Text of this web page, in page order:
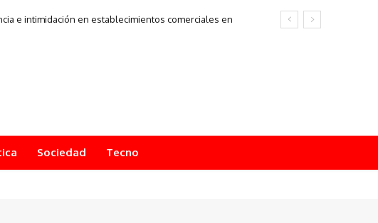
e intimidación en establecimientos comerciales en
Sociedad Tecno